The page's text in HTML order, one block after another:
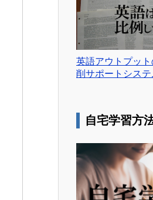
英語アウトプッ
削サポートシステ
自宅学習方